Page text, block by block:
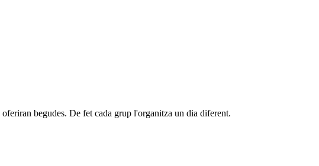
begudes. De fet cada grup l'organitza un dia diferent.